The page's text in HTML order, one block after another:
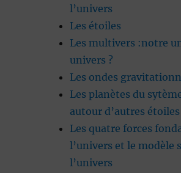
l’univers
Les étoiles
Les multivers :notre
univers ?
Les ondes
Les planètes du
autour d’autres étoiles
Les quatre forces
l’univers et le modèle
l’univers